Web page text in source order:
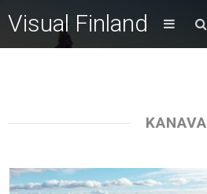
Visual Finland
KANAVA